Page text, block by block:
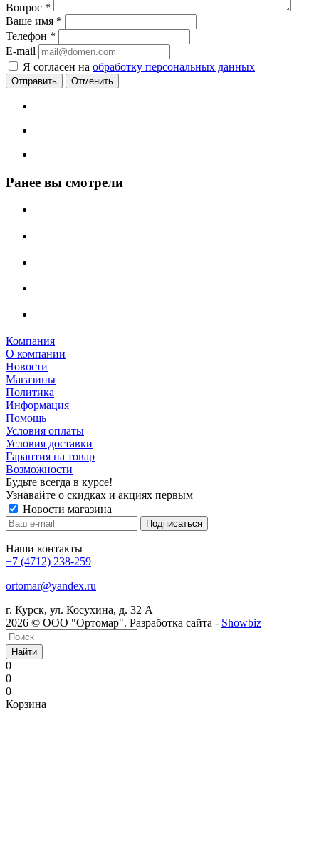
Вопрос *
Ваше имя *
Телефон *
E-mail
Я согласен на обработку персональных данных
Отменить
Ранее вы смотрели
Компания
О компании
Новости
Магазины
Политика
Информация
Помощь
Условия оплаты
Условия доставки
Гарантия на товар
Возможности
Будьте всегда в курсе!
Узнавайте о скидках и акциях первым
Новости магазина
Наши контакты
+7 (4712) 238-259
ortomar@yandex.ru
г. Курск, ул. Косухина, д. 32 А
2026 © ООО "Ортомар". Разработка сайта - Showbiz
Найти
0
0
0
Корзина